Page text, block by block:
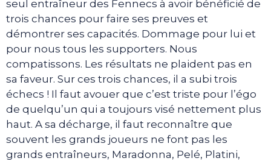
seul entraîneur des Fennecs à avoir bénéficié de
trois chances pour faire ses preuves et
démontrer ses capacités. Dommage pour lui et
pour nous tous les supporters. Nous
compatissons. Les résultats ne plaident pas en
sa faveur. Sur ces trois chances, il a subi trois
échecs ! Il faut avouer que c’est triste pour l’égo
de quelqu’un qui a toujours visé nettement plus
haut. A sa décharge, il faut reconnaître que
souvent les grands joueurs ne font pas les
grands entraîneurs, Maradonna, Pelé, Platini,